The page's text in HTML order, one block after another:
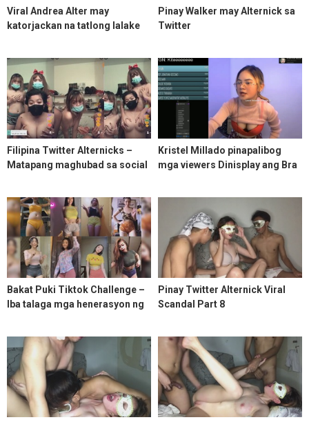
Viral Andrea Alter may
katorjackan na tatlong lalake
Pinay Walker may Alternick sa
Twitter
Filipina Twitter Alternicks –
Matapang maghubad sa social
Kristel Millado pinapalibog
mga viewers Dinisplay ang Bra
Bakat Puki Tiktok Challenge –
Iba talaga mga henerasyon ng
Pinay Twitter Alternick Viral
Scandal Part 8